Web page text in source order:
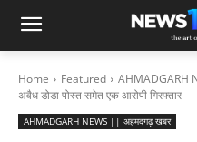
Home Featured AHMADGARH
अवैध डोडा पोस्त समेत एक आरोपी गिरफ्तार
AHMADGARH NEWS || अहमदगढ़ खबर